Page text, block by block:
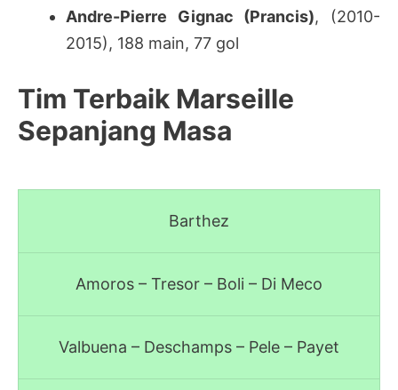
Andre-Pierre Gignac (Prancis), (2010-
2015), 188 main, 77 gol
Tim Terbaik Marseille
Sepanjang Masa
Barthez
Amoros – Tresor – Boli – Di Meco
Valbuena – Deschamps – Pele – Payet